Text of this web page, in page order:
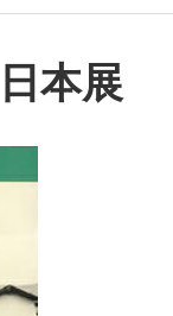
本展